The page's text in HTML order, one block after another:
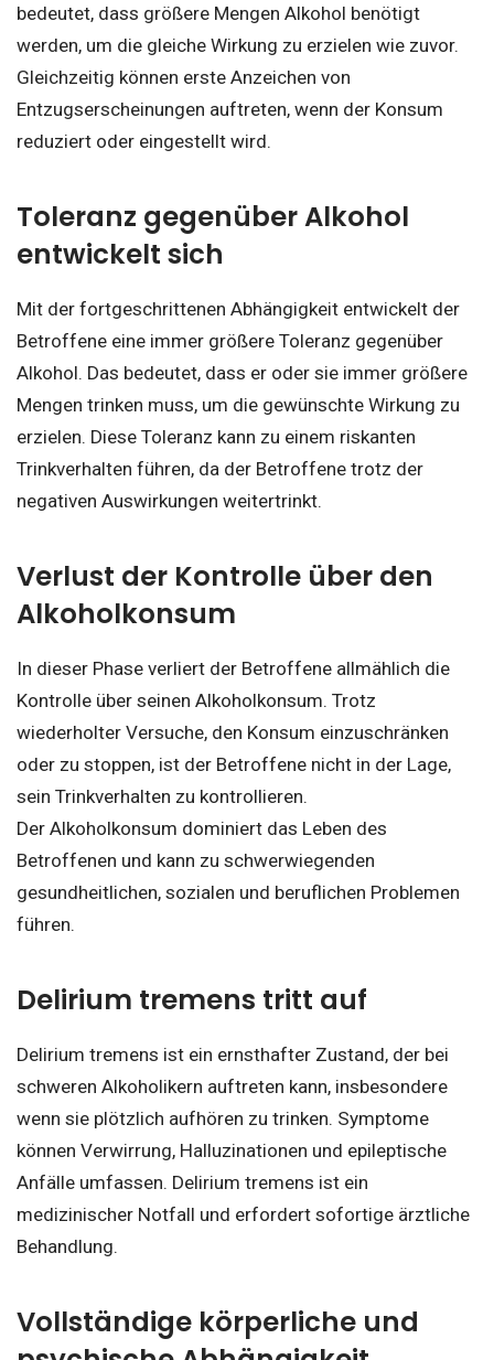
bedeutet, dass größere Mengen Alkohol benötigt
werden, um die gleiche Wirkung zu erzielen wie zuvor.
Gleichzeitig können erste Anzeichen von
Entzugserscheinungen auftreten, wenn der Konsum
reduziert oder eingestellt wird.
Toleranz gegenüber Alkohol
entwickelt sich
Mit der fortgeschrittenen Abhängigkeit entwickelt der
Betroffene eine immer größere Toleranz gegenüber
Alkohol. Das bedeutet, dass er oder sie immer größere
Mengen trinken muss, um die gewünschte Wirkung zu
erzielen. Diese Toleranz kann zu einem riskanten
Trinkverhalten führen, da der Betroffene trotz der
negativen Auswirkungen weitertrinkt.
Verlust der Kontrolle über den
Alkoholkonsum
In dieser Phase verliert der Betroffene allmählich die
Kontrolle über seinen Alkoholkonsum. Trotz
wiederholter Versuche, den Konsum einzuschränken
oder zu stoppen, ist der Betroffene nicht in der Lage,
sein Trinkverhalten zu kontrollieren.
Der Alkoholkonsum dominiert das Leben des
Betroffenen und kann zu schwerwiegenden
gesundheitlichen, sozialen und beruflichen Problemen
führen.
Delirium tremens tritt auf
Delirium tremens ist ein ernsthafter Zustand, der bei
schweren Alkoholikern auftreten kann, insbesondere
wenn sie plötzlich aufhören zu trinken. Symptome
können Verwirrung, Halluzinationen und epileptische
Anfälle umfassen. Delirium tremens ist ein
medizinischer Notfall und erfordert sofortige ärztliche
Behandlung.
Vollständige körperliche und